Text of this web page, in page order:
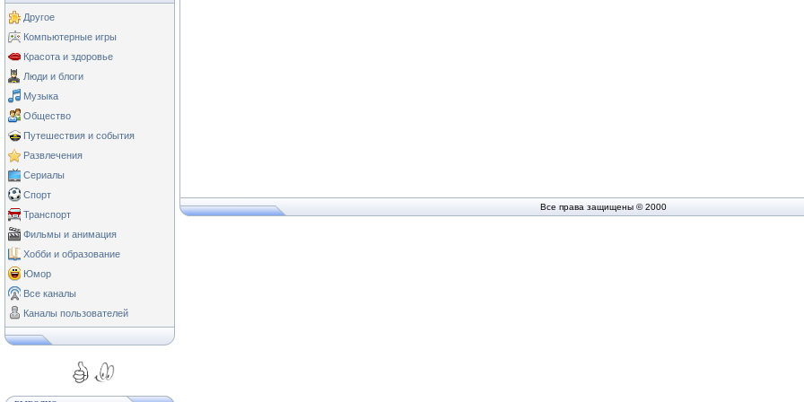
Другое
Компьютерные игры
Красота и здоровье
Люди и блоги
Музыка
Общество
Путешествия и события
Развлечения
Сериалы
Спорт
Транспорт
Фильмы и анимация
Хобби и образование
Юмор
Все каналы
Каналы пользователей
Все права защищены © 2000